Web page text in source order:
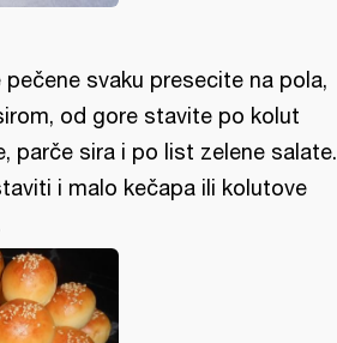
pečene svaku presecite na pola,
od gore stavite po kolut
parče sira i po list zelene salate.
i malo kečapa ili kolutove